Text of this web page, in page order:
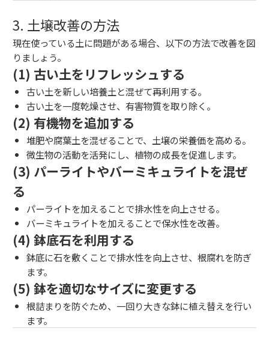
3. 土壌改善の方法
現在使っている土に問題がある場合、以下の方法で改善を図
りましょう。
(1) 古い土をリフレッシュする
古い土を新しい培養土と混ぜて再利用する。
古い土を一度乾燥させ、有害物質を取り除く。
(2) 有機物を追加する
堆肥や腐葉土を混ぜることで、土壌の栄養価を高める。
微生物の活動を活発にし、植物の成長を促進します。
(3) パーライトやバーミキュライトを混ぜ
る
パーライトを加えることで排水性を向上させる。
バーミキュライトを加えることで保水性を改善。
(4) 鉢底石を利用する
鉢底に石を敷くことで排水性を向上させ、根腐れを防ぎ
ます。
(5) 鉢を適切なサイズに変更する
根詰まりを防ぐため、一回り大きな鉢に植え替えを行い
ます。